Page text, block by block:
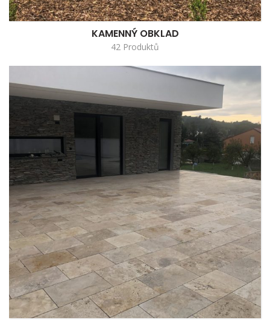
KAMENNÝ OBKLAD
42 Produktů